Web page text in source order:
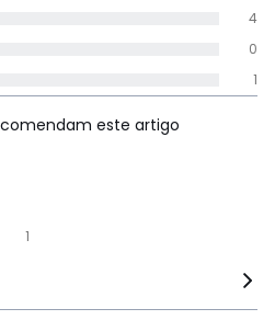
1
recomendam este artigo
1
0
4
este artigo